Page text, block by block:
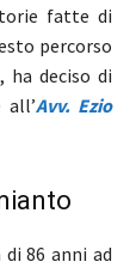
fatte di
percorso
, ha deciso di
Avv. Ezio
86 anni ad